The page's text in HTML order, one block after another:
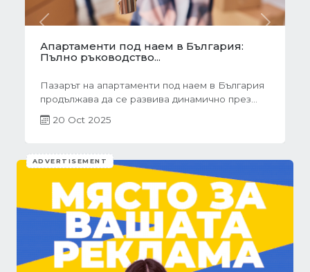
Готови завеси за хол на една ръка
разстояние
Скъпи дами, нека си признаем, че понякога
най-голямото предизвикателство в
обзавеждането...